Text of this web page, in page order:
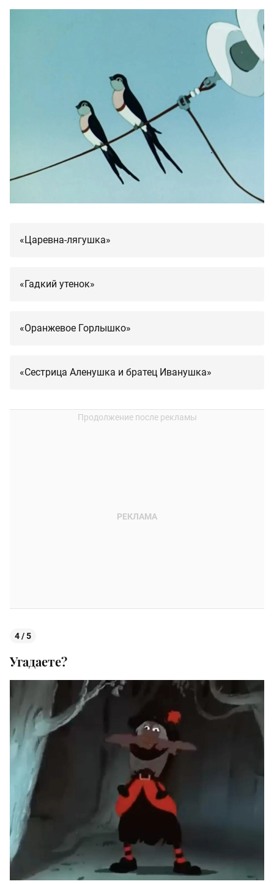
«Царевна-лягушка»
«Гадкий утенок»
«Оранжевое Горлышко»
«Сестрица Аленушка и братец Иванушка»
4 / 5
Угадаете?